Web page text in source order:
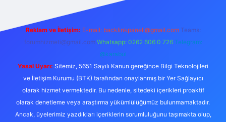
Reklam ve İletişim: E-mail: backlinkpaneli@gmail.com Teams:
forumhizmeti@gmail.com Whatsapp: 0262 606 0 726 Telegram:
@karabul
Yasal Uyarı: Sitemiz, 5651 Sayılı Kanun gereğince Bilgi Teknolojileri
ve İletişim Kurumu (BTK) tarafından onaylanmış bir Yer Sağlayıcı
olarak hizmet vermektedir. Bu nedenle, sitedeki içerikleri proaktif
olarak denetleme veya araştırma yükümlülüğümüz bulunmamaktadır.
Ancak, üyelerimiz yazdıkları içeriklerin sorumluluğunu taşımakta olup,